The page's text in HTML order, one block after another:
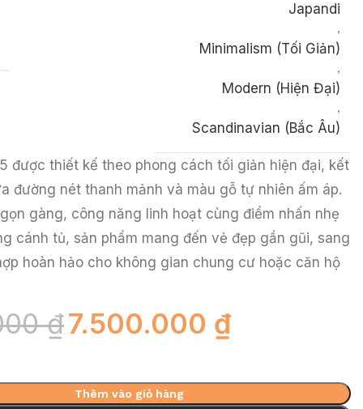
Japandi
,
Minimalism (Tối Giản)
,
Modern (Hiện Đại)
,
Scandinavian (Bắc Âu)
được thiết kế theo phong cách tối giản hiện đại, kết
đường nét thanh mảnh và màu gỗ tự nhiên ấm áp.
gàng, công năng linh hoạt cùng điểm nhấn nhẹ
cánh tủ, sản phẩm mang đến vẻ đẹp gần gũi, sang
hoàn hảo cho không gian chung cư hoặc căn hộ
₫7.500.000 ₫
Thêm vào giỏ hàng